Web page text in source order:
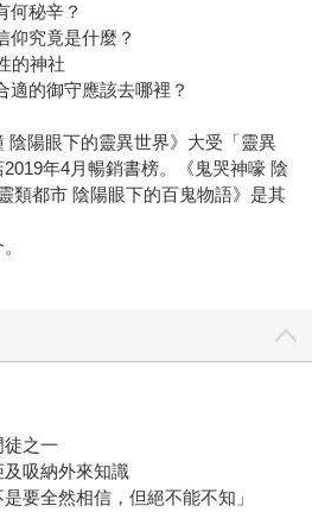
何秘辛？
仰究竟是什麼？
的神社
適的御守應該去哪裡？
陰陽眼下的靈異世界》大受「靈異
年4月暢銷書榜。《鬼哭神嚎 陰
類都市 陰陽眼下的百鬼物語》是其
之一
吸納外來知識
要全然相信，但絕不能不知」